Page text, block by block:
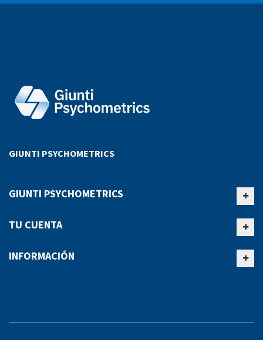
GIUNTI PSYCHOMETRICS
GIUNTI PSYCHOMETRICS
TU CUENTA
INFORMACIÓN